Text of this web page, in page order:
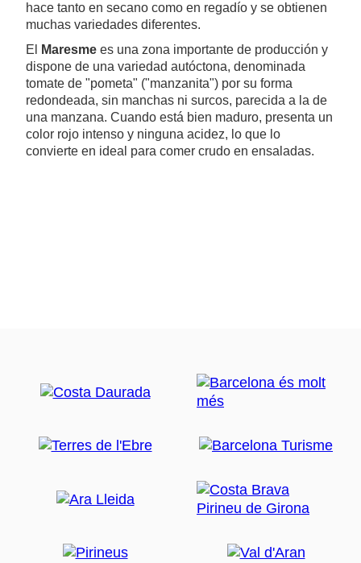
hace tanto en secano como en regadío y se obtienen
muchas variedades diferentes.
El
Maresme es una zona importante de producción y
dispone de una variedad autóctona, denominada
tomate de "pometa" ("manzanita") por su forma
redondeada, sin manchas ni surcos, parecida a la de
una manzana. Cuando está bien maduro, presenta un
color rojo intenso y ninguna acidez, lo que lo
convierte en ideal para comer crudo en ensaladas.